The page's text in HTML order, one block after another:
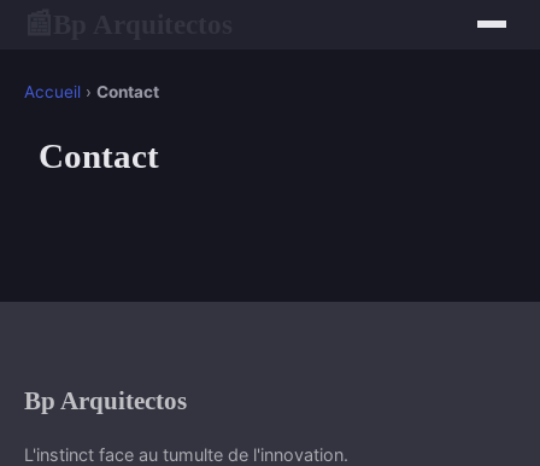
Accueil › Contact
Contact
Bp Arquitectos
L'instinct face au tumulte de l'innovation.